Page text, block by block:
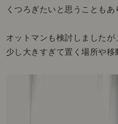
くつろぎたいと思うこともあ
オットマンも検討しました
少し大きすぎて置く場所や移